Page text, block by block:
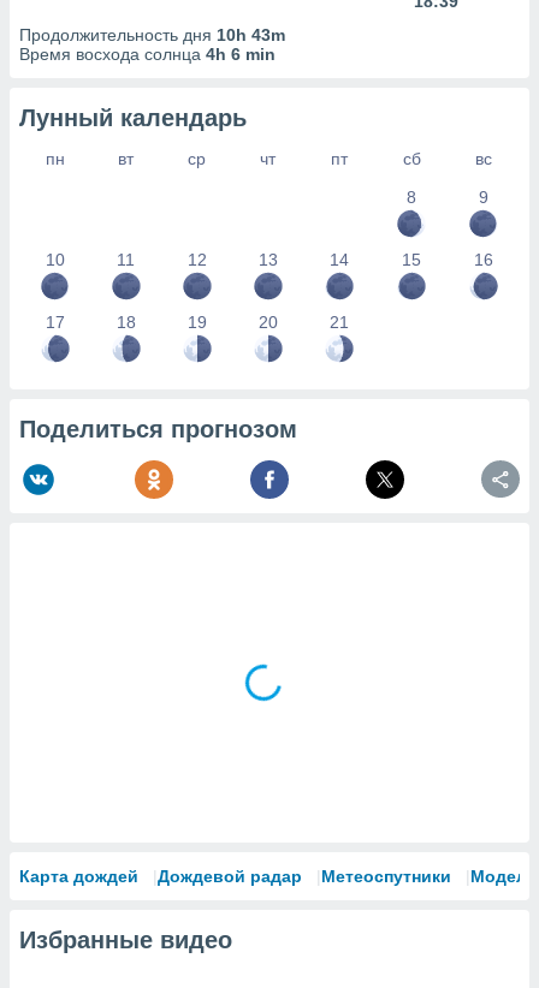
Продолжительность дня 10h 43m
Время восхода солнца 4h 6 min
Лунный календарь
пн вт ср чт пт сб
вс
8
9
10 11 12 13 14 15 16
17 18 19 20 21
Поделиться прогнозом
Карта дождей Дождевой радар Метеоспутники Модели
Избранные видео